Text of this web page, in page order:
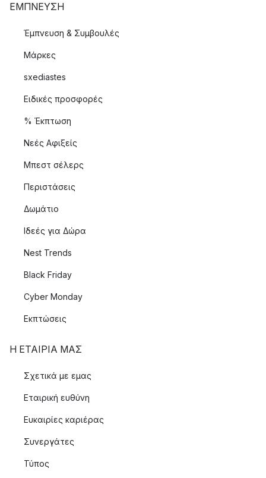
ΈΜΠΝΕΥΣΗ
Έμπνευση & Συμβουλές
Μάρκες
sxediastes
Ειδικές προσφορές
% Έκπτωση
Νεές Αφιξείς
Μπεστ σέλερς
Περιστάσεις
Δωμάτιο
Ιδεές για Δώρα
Nest Trends
Black Friday
Cyber Monday
Εκπτώσεις
Η ΕΤΑΊΡΙΑ ΜΑΣ
Σχετικά με εμας
Εταιρική ευθύνη
Ευκαιρίες καριέρας
Συνεργάτες
Τύπος